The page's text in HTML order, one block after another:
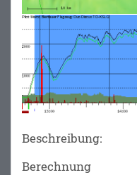
Beschreibung:
Berechnung